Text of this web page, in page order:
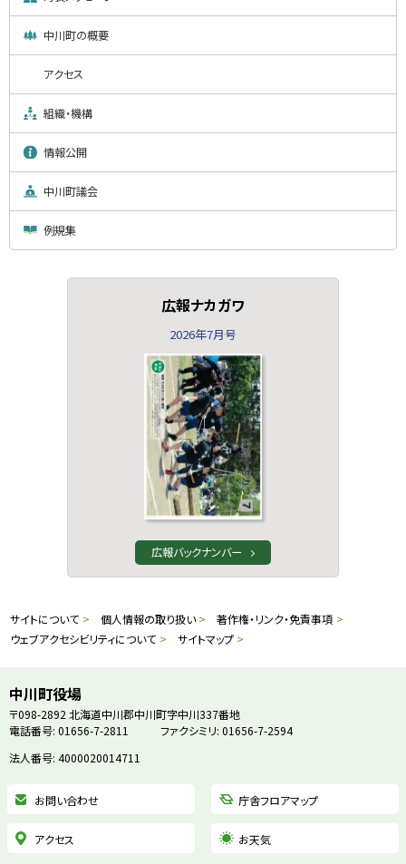
中川町の概要
アクセス
組織・機構
情報公開
中川町議会
例規集
広報ナカガワ
2026年7月号
広報バックナンバー
文
る
メ
ニ
サ
ト
情
報
サイトについて 個人情報の取り扱い
著作権・リンク・免責事項
ウェブアクセシビリティについて
サイトマップ
中川町役場
〒098-2892 北海道中川郡中川町字中川337番地
電話番号: 01656-7-2811
ファクシミリ: 01656-7-2594
法人番号: 4000020014711
お問い合わせ 庁舎フロアマップ
アクセス お天気